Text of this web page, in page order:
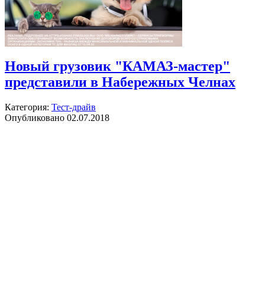
Новый грузовик "КАМАЗ-мастер"
представили в Набережных Челнах
Категория: Тест-драйв
Опубликовано 02.07.2018